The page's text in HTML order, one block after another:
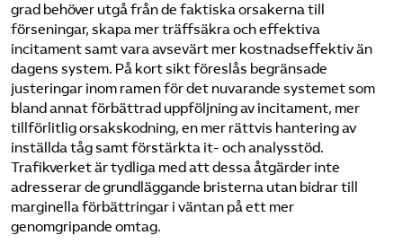
grad behöver utgå från de faktiska orsakerna till
förseningar, skapa mer träffsäkra och effektiva
incitament samt vara avsevärt mer kostnadseffektiv än
dagens system. På kort sikt föreslås begränsade
justeringar inom ramen för det nuvarande systemet som
bland annat förbättrad uppföljning av incitament, mer
tillförlitlig orsakskodning, en mer rättvis hantering av
inställda tåg samt förstärkta it- och analysstöd.
Trafikverket är tydliga med att dessa åtgärder inte
adresserar de grundläggande bristerna utan bidrar till
marginella förbättringar i väntan på ett mer
genomgripande omtag.